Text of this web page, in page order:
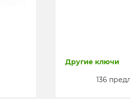
Другие ключи
136